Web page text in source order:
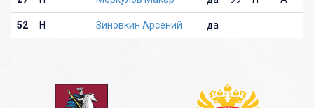
52 Н Зиновкин Арсений да